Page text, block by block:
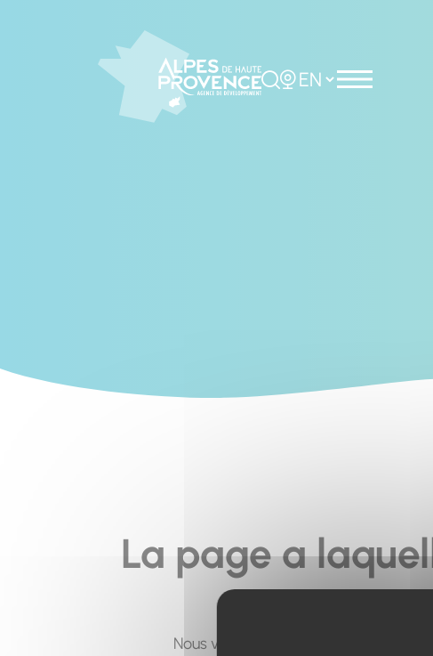
Rechercher
Choisir la langue
La page a
Nous vous invitons à utiliser le